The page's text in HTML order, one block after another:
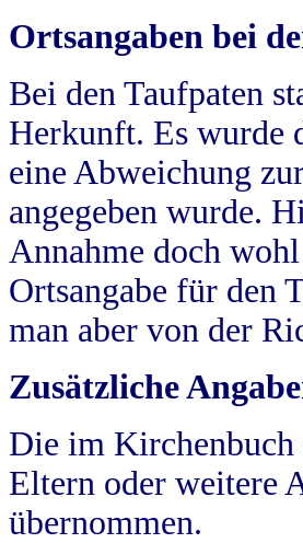
Ortsangaben bei
Bei den Taufpaten
Herkunft. Es wurde
eine Abweichung
angegeben wurde.
Annahme doch
Ortsangabe für den
man aber von der
Zusätzliche
Die im Kirchenbuch
Eltern oder weitere
übernommen.